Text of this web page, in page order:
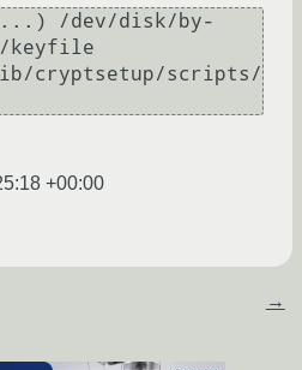
/dev/disk/by-
keyfile
cryptsetup/scripts/
+00:00
→